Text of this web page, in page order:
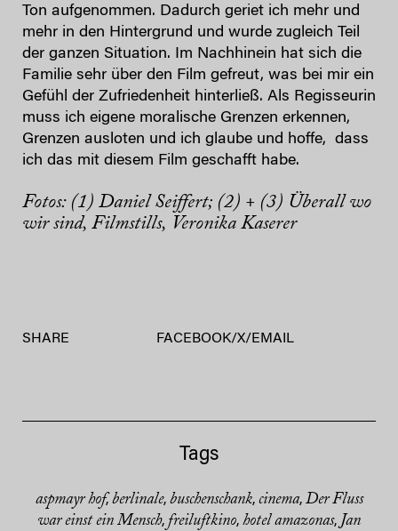
Ton aufgenommen. Dadurch geriet ich mehr und
mehr in den Hintergrund und wurde zugleich Teil
der ganzen Situation. Im Nachhinein hat sich die
Familie sehr über den Film gefreut, was bei mir ein
Gefühl der Zufriedenheit hinterließ. Als Regisseurin
muss ich eigene moralische Grenzen erkennen,
Grenzen ausloten und ich glaube und hoffe, dass
ich das mit diesem Film geschafft habe.
Fotos: (1) Daniel Seiffert; (2) + (3) Überall wo
wir sind, Filmstills, Veronika Kaserer
SHARE FACEBOOK/X/EMAIL
Tags
aspmayr hof, berlinale, buschenschank, cinema, Der Fluss
war einst ein Mensch, freiluftkino, hotel amazonas, Jan